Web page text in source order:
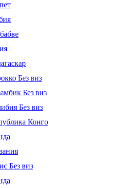
Без виз
Без виз
Без виз
Конго
Без виз